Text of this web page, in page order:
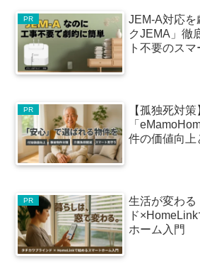
PR
JEM-A対応を
クJEMA」徹
ト不要のス
PR
【孤独死対
「
件の価値向上
PR
生活が変わる
ド
ホーム入門